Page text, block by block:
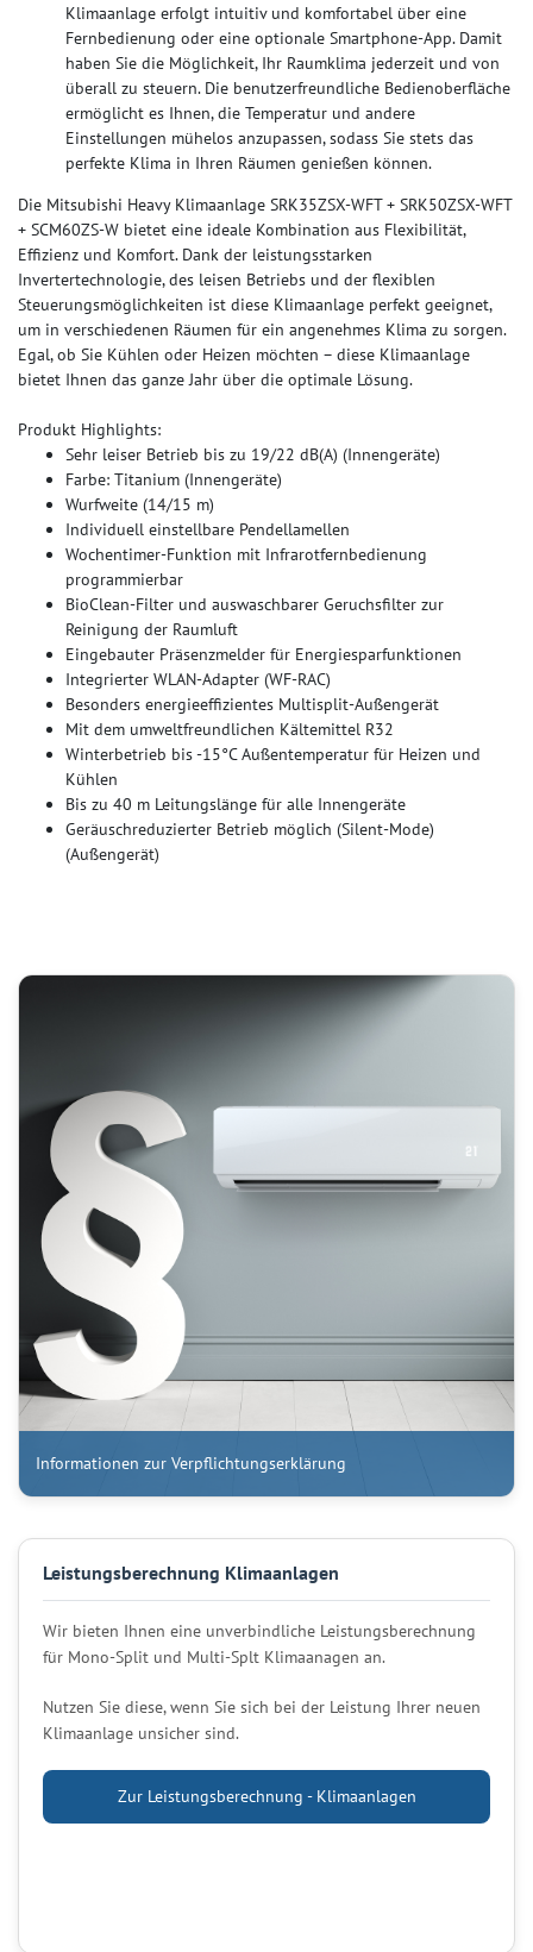
Klimaanlage erfolgt intuitiv und komfortabel über eine
Fernbedienung oder eine optionale Smartphone-App. Damit
haben Sie die Möglichkeit, Ihr Raumklima jederzeit und von
überall zu steuern. Die benutzerfreundliche Bedienoberfläche
ermöglicht es Ihnen, die Temperatur und andere
Einstellungen mühelos anzupassen, sodass Sie stets das
perfekte Klima in Ihren Räumen genießen können.
Die Mitsubishi Heavy Klimaanlage SRK35ZSX-WFT + SRK50ZSX-WFT
+ SCM60ZS-W bietet eine ideale Kombination aus Flexibilität,
Effizienz und Komfort. Dank der leistungsstarken
Invertertechnologie, des leisen Betriebs und der flexiblen
Steuerungsmöglichkeiten ist diese Klimaanlage perfekt geeignet,
um in verschiedenen Räumen für ein angenehmes Klima zu sorgen.
Egal, ob Sie Kühlen oder Heizen möchten – diese Klimaanlage
bietet Ihnen das ganze Jahr über die optimale Lösung​.
Produkt Highlights:
Sehr leiser Betrieb bis zu 19/22 dB(A) (Innengeräte)
Farbe: Titanium (Innengeräte)
Wurfweite (14/15 m)
Individuell einstellbare Pendellamellen
Wochentimer-Funktion mit Infrarotfernbedienung
programmierbar
BioClean-Filter und auswaschbarer Geruchsfilter zur
Reinigung der Raumluft
Eingebauter Präsenzmelder für Energiesparfunktionen
Integrierter WLAN-Adapter (WF-RAC)
Besonders energieeffizientes Multisplit-Außengerät
Mit dem umweltfreundlichen Kältemittel R32
Winterbetrieb bis -15°C Außentemperatur für Heizen und
Kühlen
Bis zu 40 m Leitungslänge für alle Innengeräte
Geräuschreduzierter Betrieb möglich (Silent-Mode)
(Außengerät)
Informationen zur Verpflichtungserklärung
Leistungsberechnung Klimaanlagen
Wir bieten Ihnen eine unverbindliche Leistungsberechnung
für Mono-Split und Multi-Splt Klimaanagen an.
Nutzen Sie diese, wenn Sie sich bei der Leistung Ihrer neuen
Klimaanlage unsicher sind.
Zur Leistungsberechnung - Klimaanlagen